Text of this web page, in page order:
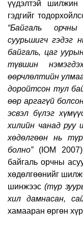
үүдэлтэй шилжин
гэдгийг
“Байгаль
суурьшигч гэдэг
байгаль, цаг
түвшин
өөрчлөлтийн
доройтсон тул
өөр аргагүй
эсвэл бүлэг
хилийн чанад
хөдөлгөөн нь
болно”(IOM 2007)
байгаль орчны
хөдөлгөөнийг
шинжээс (түр
хил дамнасан,
хамааран өргөн